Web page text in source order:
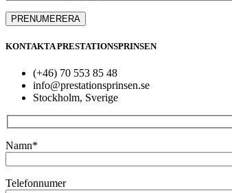
KONTAKTA PRESTATIONSPRINSEN
(+46) 70 553 85 48
info@prestationsprinsen.se
Stockholm, Sverige
Namn*
Telefonnumer